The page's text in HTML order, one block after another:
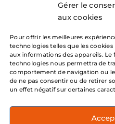
Gérer le
aux cookies
Pour offrir les meilleures
technologies telles que les
aux informations des appareils. Le
technologies nous permettra de
comportement de navigation ou
de ne pas consentir ou de retirer
un effet négatif sur certaines
Business hours
Monday : 7am – 4pm
Tuesday : 7am – 4pm
Wednesday : 7am –
Thursday : 7am –
Service 24h/7 days